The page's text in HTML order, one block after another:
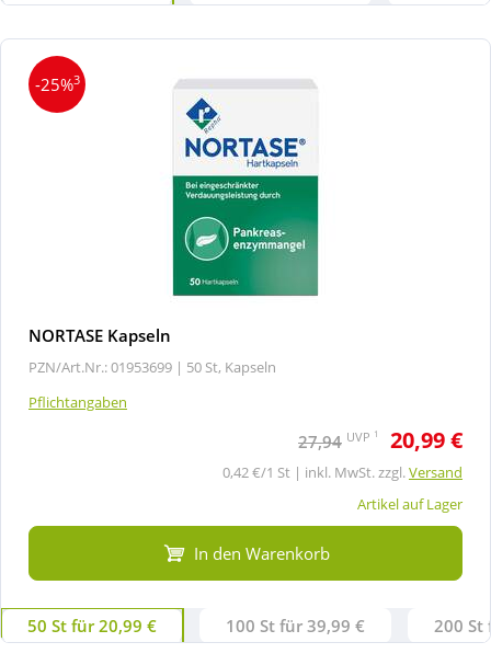
-25%3
NORTASE Kapseln
PZN/Art.Nr.: 01953699 | 50 St, Kapseln
Pflichtangaben
27,94 UVP 1 20,99 €
0,42 €/1 St | inkl. MwSt. zzgl.Versand
Artikel auf Lager
In den Warenkorb
50 St für 20,99 € 100 St für 39,99 € 200 St